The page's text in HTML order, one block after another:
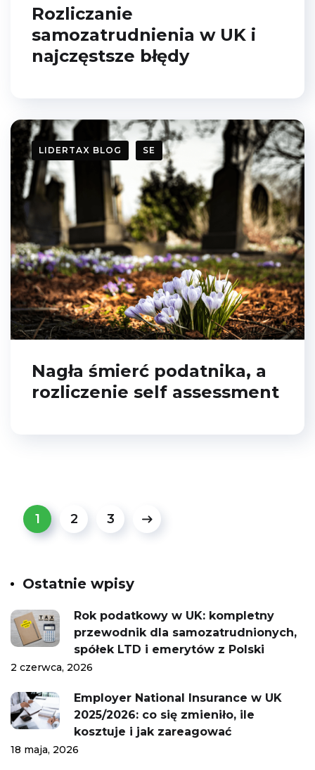
Rozliczanie
samozatrudnienia w UK i
najczęstsze błędy
LIDERTAX BLOG SE
Nagła śmierć podatnika, a
rozliczenie self assessment
1 2 3
Ostatnie wpisy
Rok podatkowy w UK: kompletny
przewodnik dla samozatrudnionych,
spółek LTD i emerytów z Polski
2 czerwca, 2026
Employer National Insurance w UK
2025/2026: co się zmieniło, ile
kosztuje i jak zareagować
18 maja, 2026
Chcę e-booka